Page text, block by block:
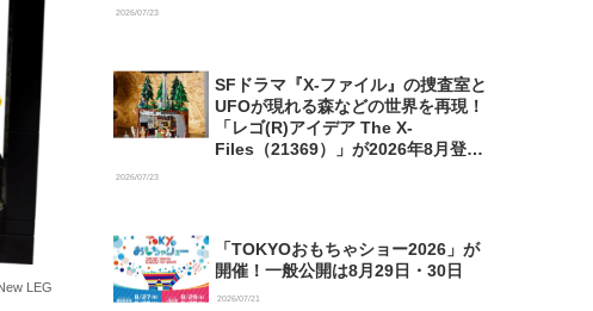
LEG
2026/07/23
SFドラマ『X-ファイル』の捜査室と
UFOが現れる森などの世界を再現！
「レゴ(R)アイデア The X-
Files（21369）」が2026年8月登場
2026/07/23
「TOKYOおもちゃショー2026」が
開催！一般公開は8月29日・30日
2026/07/21